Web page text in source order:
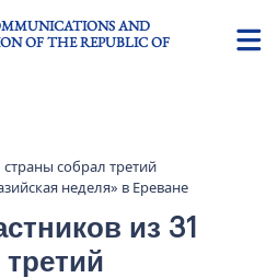
AND
OF THE REPUBLIC OF
страны собрал третий
неделя» в Ереване
из 31